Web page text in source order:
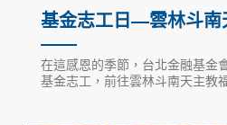
基金志工日—雲林斗南
安醫院（2019）
在這感恩的季節，台北金融基金
基金志工，前往雲林斗南天主教